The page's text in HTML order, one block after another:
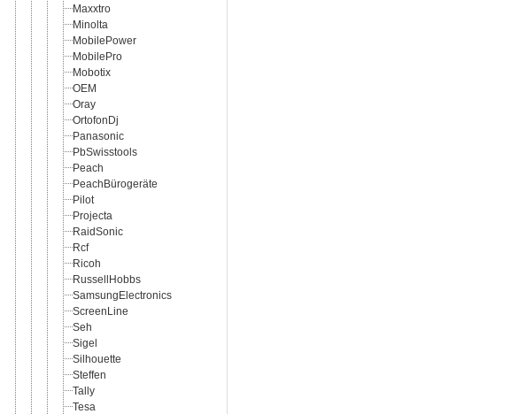
Maxxtro
Minolta
MobilePower
MobilePro
Mobotix
OEM
Oray
OrtofonDj
Panasonic
PbSwisstools
Peach
PeachBürogeräte
Pilot
Projecta
RaidSonic
Rcf
Ricoh
RussellHobbs
SamsungElectronics
ScreenLine
Seh
Sigel
Silhouette
Steffen
Tally
Tesa